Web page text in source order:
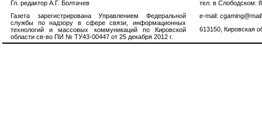
Гл. редактор А.Г. Болтачев
Газета зарегистрирована Управлением Федеральной
службы по надзору в сфере связи, информационных
технологий и массовых коммуникаций по Кировской
области св-во ПИ № ТУ43-00447 от 25 декабря 2012 г.
тел. в Слободском:
e-mail:
613150, Кировская